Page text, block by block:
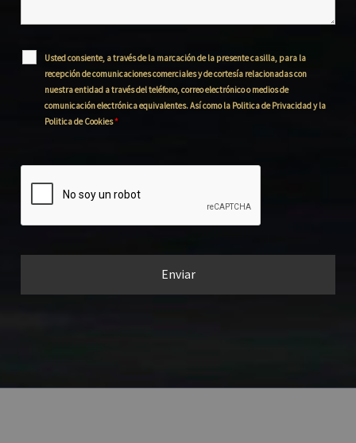
Usted consiente, a través de la marcación de la presente casilla, para la
recepción de comunicaciones comerciales y de cortesía relacionadas con
nuestra entidad a través del teléfono, correo electrónico o medios de
comunicación electrónica equivalentes. Así como la Politica de Privacidad y la
Politica de Cookies*